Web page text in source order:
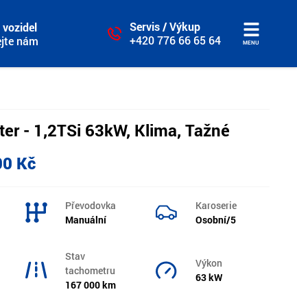
vozidel
nám
Servis / Výkup
+420 776 66 65 64
MENU
- 1,2TSi 63kW, Klima, Tažné
Kč
Převodovka
Manuální
Karoserie
Osobní/5
Stav
tachometru
167 000 km
Výkon
63 kW